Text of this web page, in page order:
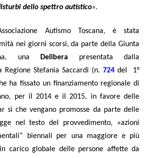
dello spettro autistico».
Autismo Toscana, è stata
nei giorni scorsi, da parte della Giunta
unaDelibera presentata dalla
Regione Stefania Saccardi (n. 724 del
1°
ha fissato un finanziamento regionale di
per il 2014 e il 2015, in favore delle
sì che vengano promosse da parte delle
nel testo del provvedimento, «azioni
biennali per una maggiore e più
carico globale delle persone affette da